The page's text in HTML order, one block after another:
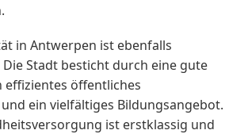
in Antwerpen ist ebenfalls
Stadt besticht durch eine gute
öffentliches
ein vielfältiges Bildungsangebot.
ist erstklassig und